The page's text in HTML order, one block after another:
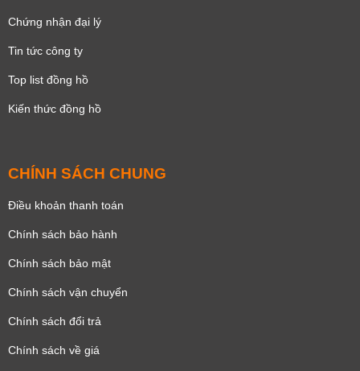
Chứng nhận đại lý
Tin tức công ty
Top list đồng hồ
Kiến thức đồng hồ
CHÍNH SÁCH CHUNG
Điều khoản thanh toán
Chính sách bảo hành
Chính sách bảo mật
Chính sách vận chuyển
Chính sách đổi trả
Chính sách về giá